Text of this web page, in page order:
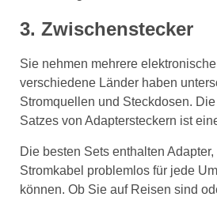
3. Zwischenstecker
Sie nehmen mehrere
verschiedene Länder haben
Stromquellen und Steckdosen.
Satzes von Adaptersteckern ist
Die besten Sets enthalten
Stromkabel problemlos für jede
können. Ob Sie auf Reisen sind